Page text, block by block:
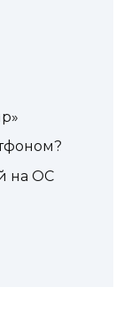
на ОС